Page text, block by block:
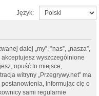
Język:
dalej „my”, ”nas”, „nasza”,
akceptujesz wyszczególnione
opuść to miejsce,
witryny „Przegrywy.net” ma
informując cię o
sami regularnie